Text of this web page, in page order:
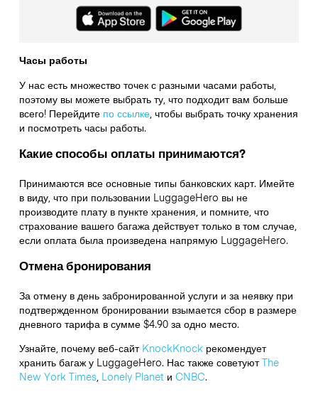
Часы работы
У нас есть множество точек с разными часами работы,
поэтому вы можете выбрать ту, что подходит вам больше
всего! Перейдите по ссылке, чтобы выбрать точку хранения
и посмотреть часы работы.
Какие способы оплаты принимаются?
Принимаются все основные типы банковских карт. Имейте
в виду, что при пользовании LuggageHero вы не
производите плату в пункте хранения, и помните, что
страхование вашего багажа действует только в том случае,
если оплата была произведена напрямую LuggageHero.
Отмена бронирования
За отмену в день забронированной услуги и за неявку при
подтвержденном бронировании взымается сбор в размере
дневного тарифа в сумме $4.90 за одно место.
Узнайте, почему веб-сайт KnockKnockрекомендует
хранить багаж у LuggageHero. Нас также советуютThe
New York Times, Lonely Planetи CNBC.